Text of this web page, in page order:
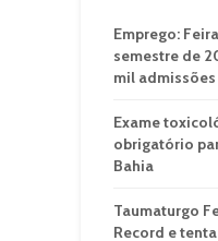
Emprego:
semestre de
mil admissões
Exame
obrigatório
Bahia
Taumaturgo
Record e